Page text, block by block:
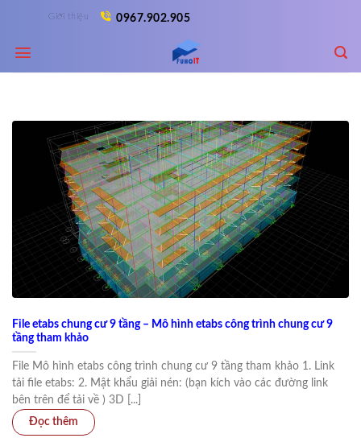
content
Giới thiệu 0967.902.905
File etabs chung cư 9 tầng – Mô hình etabs công trình chung cư 9
tầng tham khảo
File Mô hình etabs công trình chung cư 9 tầng tham khảo 1. Link
tải file etabs: 2. Mật khẩu giải nén: (bạn kích vào các đường link
bên trên để tải về ) 3D [...]